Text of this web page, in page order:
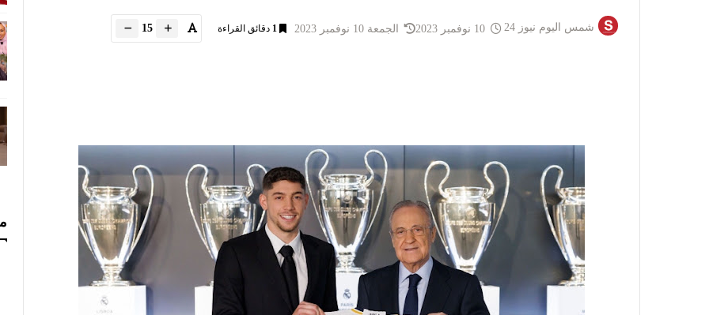
شمس اليوم نيوز 24 الجمعة 10 نوفمبر 2023 1 دقائق القراءة 15